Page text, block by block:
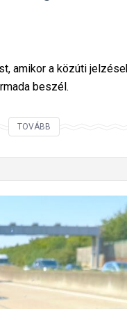
amikor a közúti
beszél.
TOVÁBB
t
t
e
n
é
l
,